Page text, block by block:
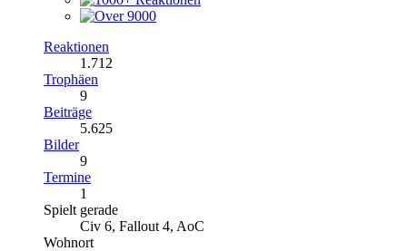
Reaktionen
1.712
Trophäen
9
Beiträge
5.625
Bilder
9
Termine
1
Spielt gerade
Civ 6, Fallout 4, AoC
Wohnort